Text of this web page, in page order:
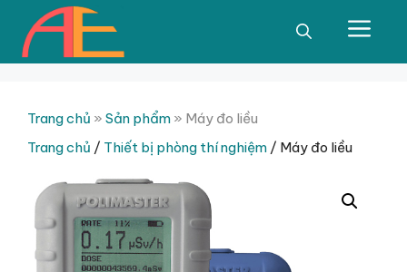
Chuyển
dung
Trang chủ » Sản phẩm » Máy đo liều
Trang chủ / Thiết bị phòng thí nghiệm / Máy đo liều